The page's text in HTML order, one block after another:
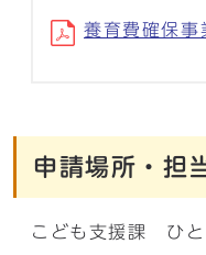
養育費確保
申請場所・担
こども支援課 ひと